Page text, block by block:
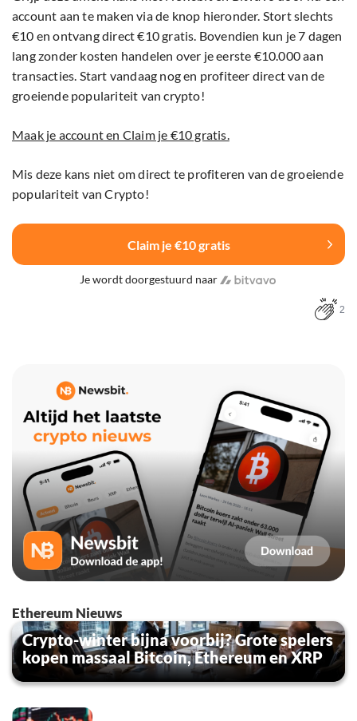
account aan te maken via de knop hieronder. Stort slechts
€10 en ontvang direct €10 gratis. Bovendien kun je 7 dagen
lang zonder kosten handelen over je eerste €10.000 aan
transacties. Start vandaag nog en profiteer direct van de
groeiende populariteit van crypto!
Maak je account en Claim je €10 gratis.
Mis deze kans niet om direct te profiteren van de groeiende
populariteit van Crypto!
Claim je €10 gratis
Je wordt doorgestuurd naar
2
Ethereum Nieuws
Crypto-winter bijna voorbij? Grote spelers
kopen massaal Bitcoin, Ethereum en XRP